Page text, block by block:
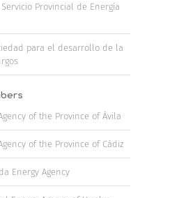
Servicio Provincial de Energía
para el desarrollo de la
of the Province of Ávila
of the Province of Cádiz
Energy Agency